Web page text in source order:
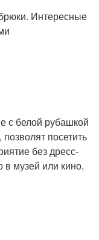
Интересные
с белой рубашкой
посетить
без дресс-
в музей или кино.